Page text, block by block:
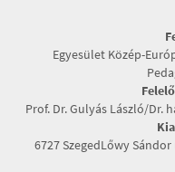
Egyesület Közép-
Prof. Dr. Gulyás László/Dr.
6727 SzegedLőwy